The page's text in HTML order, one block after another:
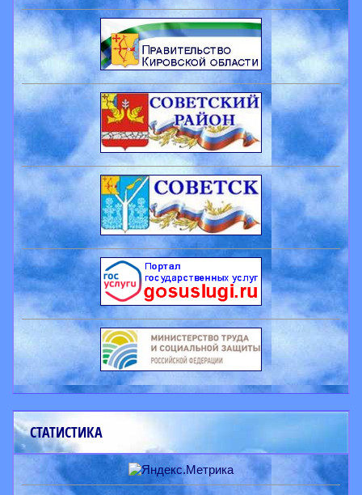
СТАТИСТИКА